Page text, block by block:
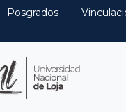
Posgrados